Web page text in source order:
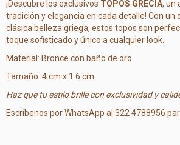
¡Descubre los exclusivos TOPOS GRECIA, un
tradición y elegancia en cada detalle! Con un
clásica belleza griega, estos topos son
toque sofisticado y único a cualquier look.
Material: Bronce con baño de oro
Tamaño: 4 cm x 1.6 cm
Haz que tu estilo brille con exclusividad y
Escríbenos por WhatsApp al 322 4788956